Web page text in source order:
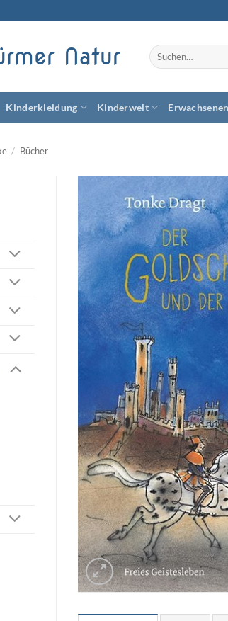
Natur
Suchen
nach:
Kinderkleidung Kinderwelt
/ Bücher